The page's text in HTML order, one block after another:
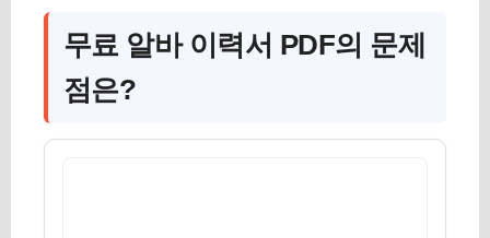
무료 알바 이력서 PDF의 문제
점은?